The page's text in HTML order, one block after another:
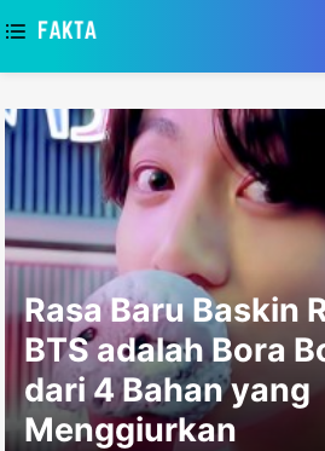
Rasa Baru Baskin
BTS adalah Bora
dari 4 Bahan yang
Menggiurkan